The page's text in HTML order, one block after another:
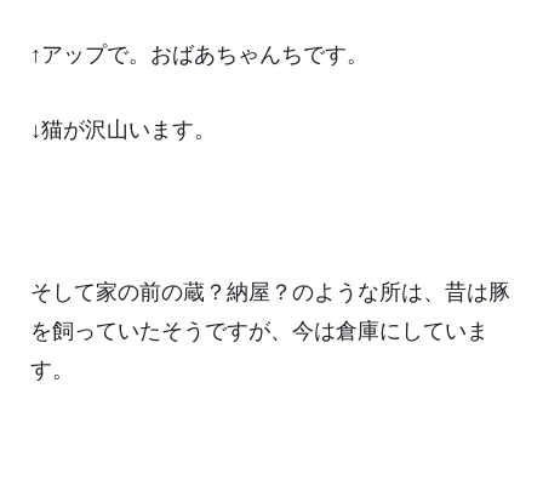
↑アップで。おばあちゃんちです。
↓猫が沢山います。
そして家の前の蔵？納屋？のような所は、昔は豚
を飼っていたそうですが、今は倉庫にしていま
す。